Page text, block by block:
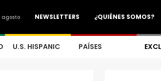
¿QUIÉNES SOMOS?
NEWSLETTERS
agosto
U.S. HISPANIC PAÍSES